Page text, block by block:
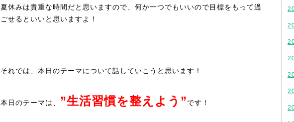
夏休みは貴重な時間だと思いますので、何か一つでもいいので目標をもって過
ごせるといいと思いますよ！
それでは、本日のテーマについて話していこうと思います！
本日のテーマは、 ”生活習慣を整えよう”です！